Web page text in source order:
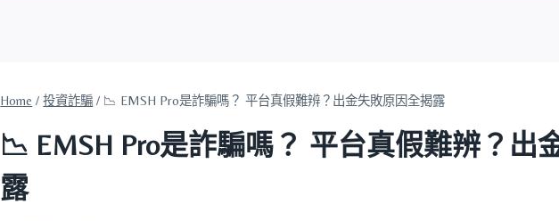
Home / 投資詐騙 / 📉 EMSH Pro是詐騙嗎？ 平台真假難辨？出金失敗原因全揭露
📉 EMSH Pro是詐騙嗎？ 平台真假難辨？出
露